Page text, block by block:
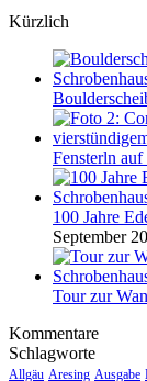
Kürzlich
Fensterln
100 Jahre
September
Tour zur
Kommentare
Schlagworte
Allgäu Aresing Ausgabe